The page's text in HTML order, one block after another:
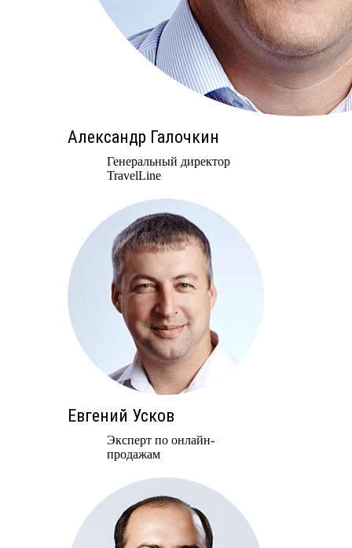
Александр Галочкин
Генеральный директор
TravelLine
Евгений Усков
Эксперт по онлайн-
продажам